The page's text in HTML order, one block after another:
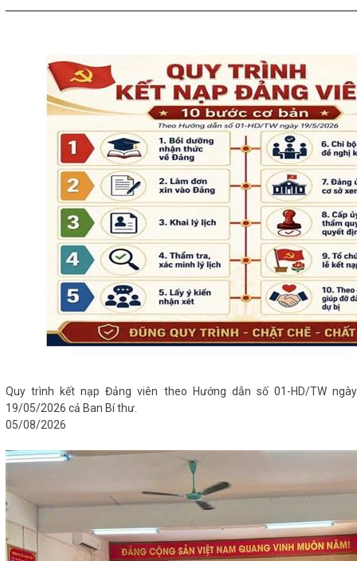
Quy trình kết nạp Đảng viên theo Hướng dẫn số 01-HD/TW ngày
19/05/2026 cả Ban Bí thư.
05/08/2026